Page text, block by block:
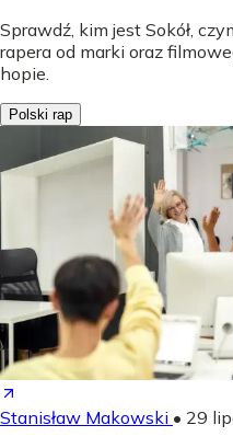
Sprawdź, kim jest Sokół,
rapera od marki oraz
hopie.
Polski rap
Stanisław Makowski • 29